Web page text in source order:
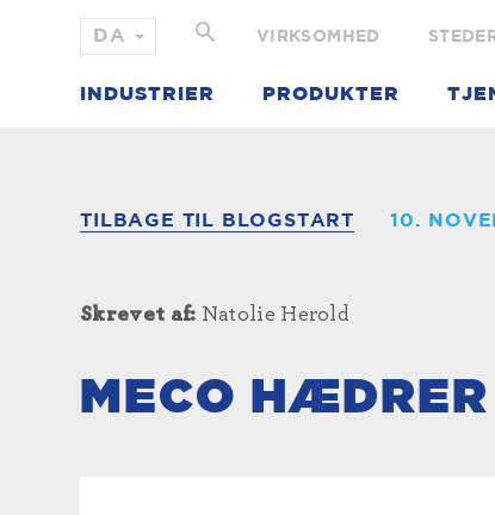
VIRKSOMHED
INDUSTRIER PRODUKTER
TILBAGE TIL BLOGSTART 10.
Skrevet af: Natolie Herold
MECO